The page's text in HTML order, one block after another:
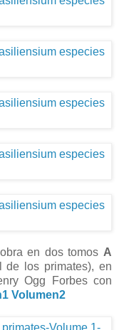
en dos tomos A
de los primates), en
Ogg Forbes con
Volumen2